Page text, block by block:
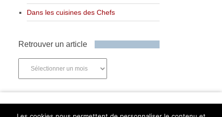
Dans les cuisines des Chefs
Retrouver un article